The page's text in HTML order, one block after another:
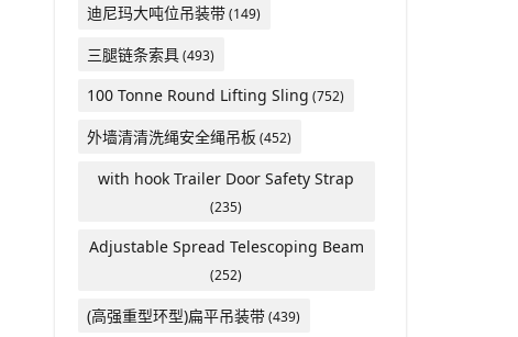
迪尼玛大吨位吊装带(149)
三腿链条索具(493)
100 Tonne Round Lifting Sling (752)
外墙清清洗绳安全绳吊板 (452)
with hook Trailer Door Safety Strap
(235)
Adjustable Spread Telescoping Beam
(252)
(高强重型环型)扁平吊装带(439)